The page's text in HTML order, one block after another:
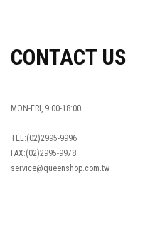
CONTACT US
MON-FRI, 9:00-18:00
TEL:(02)2995-9996
FAX:(02)2995-9978
service@queenshop.com.tw